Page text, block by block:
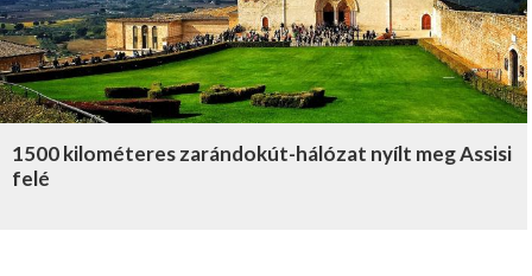
1500 kilométeres zarándokút-hálózat nyílt meg Assisi
felé